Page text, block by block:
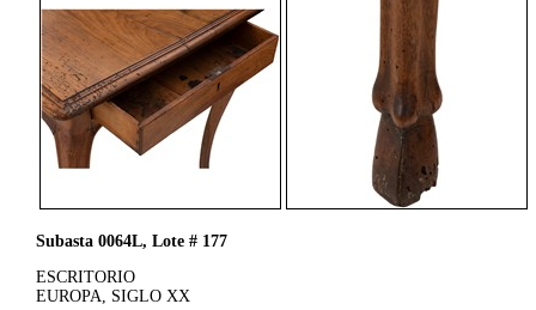
Subasta 0064L, Lote # 177
ESCRITORIO
EUROPA, SIGLO XX